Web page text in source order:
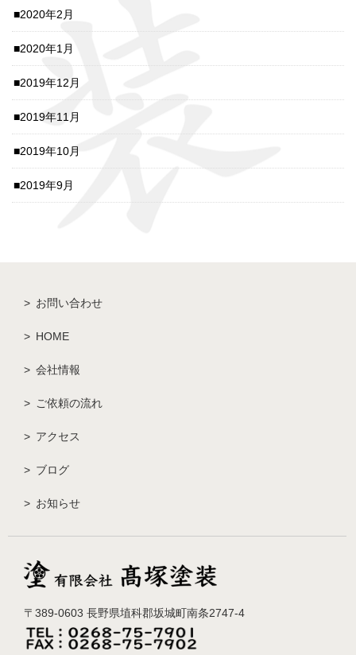
2020年2月
2020年1月
2019年12月
2019年11月
2019年10月
2019年9月
お問い合わせ
HOME
会社情報
ご依頼の流れ
アクセス
ブログ
お知らせ
〒389-0603 長野県埴科郡坂城町南条2747-4